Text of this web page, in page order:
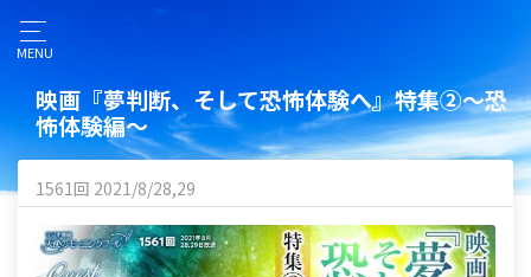
MENU
映画『夢判断、そして恐怖体験へ』特集②～恐
怖体験編～
1561回 2021/8/28,29